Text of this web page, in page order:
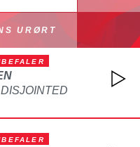
URØRT
DISJOINTED